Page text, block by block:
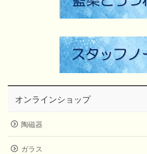
オンラインショップ
陶磁器
ガラス